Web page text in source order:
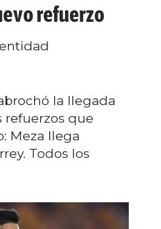
refuerzo
la llegada
refuerzos que
Meza llega
Todos los